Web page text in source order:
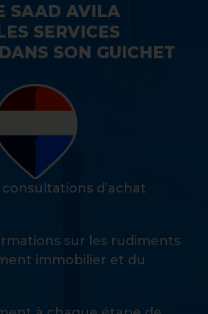
SAAD AVILA
SERVICES
SON GUICHET
d’achat
sur les rudiments
immobilier et du